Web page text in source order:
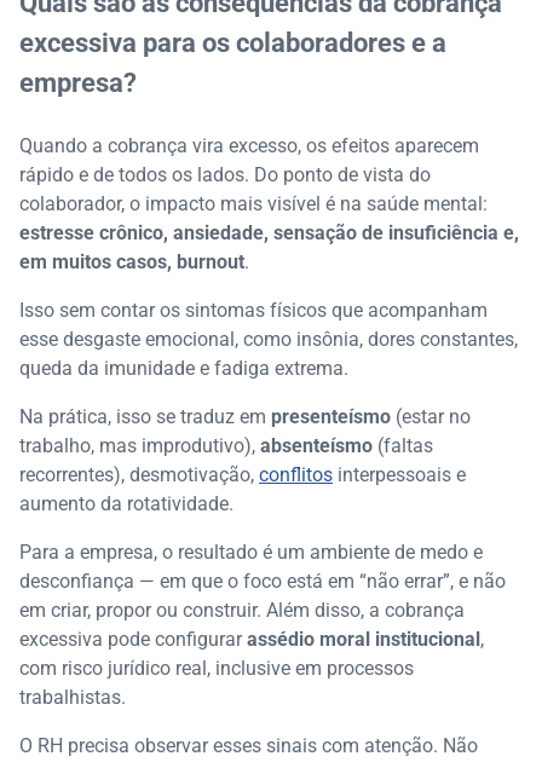
excessiva para os colaboradores e a
empresa?
Quando a cobrança vira excesso, os efeitos aparecem
rápido e de todos os lados. Do ponto de vista do
colaborador, o impacto mais visível é na saúde mental:
estresse crônico, ansiedade, sensação de insuficiência e,
em muitos casos, burnout.
Isso sem contar os sintomas físicos que acompanham
esse desgaste emocional, como insônia, dores constantes,
queda da imunidade e fadiga extrema.
Na prática, isso se traduz em presenteísmo (estar no
trabalho, mas improdutivo), absenteísmo (faltas
recorrentes), desmotivação, conflitos interpessoais e
aumento da rotatividade.
Para a empresa, o resultado é um ambiente de medo e
desconfiança — em que o foco está em “não errar”, e não
em criar, propor ou construir. Além disso, a cobrança
excessiva pode configurarassédio moral institucional ,
com risco jurídico real, inclusive em processos
trabalhistas.
O RH precisa observar esses sinais com atenção. Não